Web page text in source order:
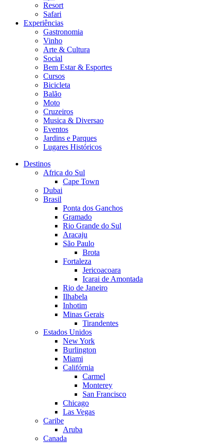
Resort
Safari
Experiências
Gastronomia
Vinho
Arte & Cultura
Social
Bem Estar & Esportes
Cursos
Bicicleta
Balão
Moto
Cruzeiros
Musica & Diversao
Eventos
Jardins e Parques
Lugares Históricos
Destinos
Africa do Sul
Cape Town
Dubai
Brasil
Ponta dos Ganchos
Gramado
Rio Grande do Sul
Aracaju
São Paulo
Brota
Fortaleza
Jericoacoara
Icarai de Amontada
Rio de Janeiro
Ilhabela
Inhotim
Minas Gerais
Tirandentes
Estados Unidos
New York
Burlington
Miami
Califórnia
Carmel
Monterey
San Francisco
Chicago
Las Vegas
Caribe
Aruba
Canada